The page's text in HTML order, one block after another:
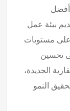
بيئة عمل
مستويات
تحسين
الجديدة،
النمو